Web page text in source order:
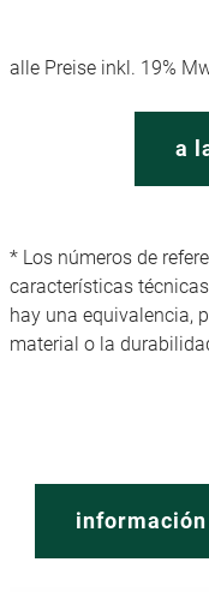
alle Preise inkl. 19%
a
* Los números de
características
hay una equivalencia,
material o la
información